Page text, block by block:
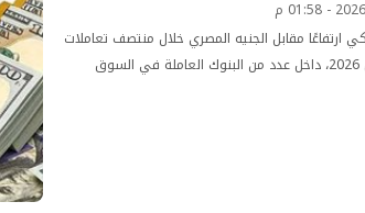
ارتفاعًا مقابل الجنيه المصري خلال منتصف تعاملات
اليوم الثلاثاء 4 أغسطس 2026، داخل عدد من البنوك العاملة في السوق